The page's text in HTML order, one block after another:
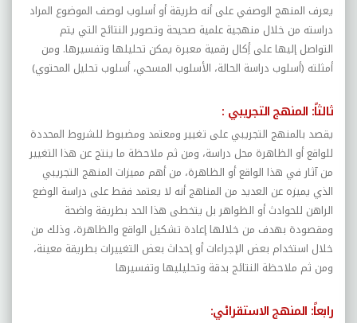
يعرف المنهج الوصفي على أنه طريقة أو أسلوب لوصف الموضوع المراد
دراسته من خلال منهجية علمية صحيحة وتصوير النتائج التي يتم
التواصل إليها على أِكال رقمية معبرة يمكن تحليلها وتفسيرها. ومن
أمثلته (أسلوب دراسة الحالة، الأسلوب المسحي، أسلوب تحليل المحتوي)
ثالثاً: المنهج التجريبي :
يقصد بالمنهج التجريبي على تغيير ومعتمد ومضبوط للشروط المحددة
للواقع أو الظاهرة محل دراسة، ومن ثم ملاحظة ما ينتج عن هذا التغيير
من آثار في هذا الواقع أو الظاهرة، من أهم مميزات المنهج التجريبي
الذي يميزه عن العديد من المناهج أنه لا يعتمد فقط على دراسة الوضع
الراهن للحوادث أو الظواهر بل يتخطى هذا الحد بطريقة واضحة
ومقصودة بهدف من خلالها إعادة تشكيل الواقع والظاهرة، وذلك من
خلال استخدام بعض الإجراءات أو إحداث بعض التغييرات بطريقة معينة،
ومن ثم ملاحظة النتائج بدقة وتحليليها وتفسيرها
رابعاً: المنهج الاستقرائي: